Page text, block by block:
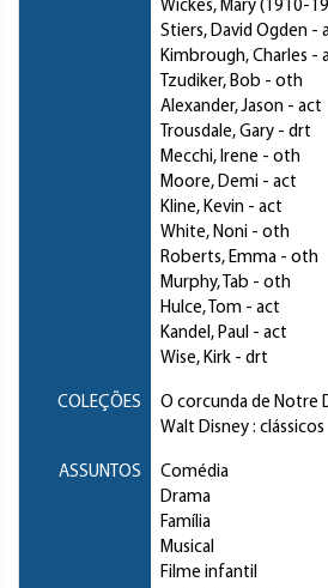
Wickes, Mary (1910-
Stiers, David Ogden -
Kimbrough, Charles -
Tzudiker, Bob - oth
Alexander, Jason - act
Trousdale, Gary - drt
Mecchi, Irene - oth
Moore, Demi - act
Kline, Kevin - act
White, Noni - oth
Roberts, Emma - oth
Murphy, Tab - oth
Hulce, Tom - act
Kandel, Paul - act
Wise, Kirk - drt
COLEÇÕES
O corcunda de Notre
Walt Disney : clássicos
ASSUNTOS
Comédia
Drama
Família
Musical
Filme infantil